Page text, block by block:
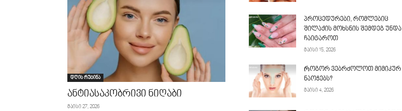
დღის რუტინა
ანტიასაკობრივი ნიღაბი
მაისი 27, 2026
პროცედურები, რომლებიც
შილაქის მოხსნის შემდეგ უნდა
ჩაიტაროთ
მაისი 15, 2026
Როგორ ვებრძოლოთ მიმიკურ
ნაოჭებს?
მაისი 4, 2026